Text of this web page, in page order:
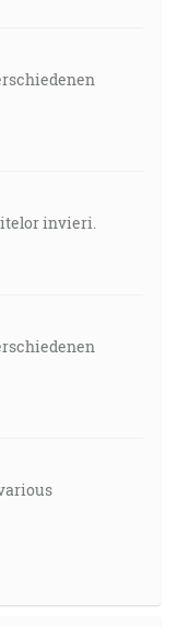
invieri.